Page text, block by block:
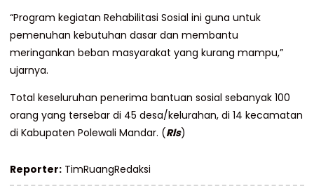
“Program kegiatan Rehabilitasi Sosial ini guna untuk
pemenuhan kebutuhan dasar dan membantu
meringankan beban masyarakat yang kurang mampu,”
ujarnya.
Total keseluruhan penerima bantuan sosial sebanyak 100
orang yang tersebar di 45 desa/kelurahan, di 14 kecamatan
di Kabupaten Polewali Mandar. (Rls)
Reporter: TimRuangRedaksi